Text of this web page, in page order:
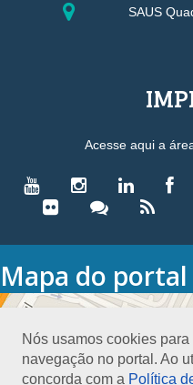
Nós usamos cookies
navegação no portal. Ao
concorda com a Política
SAUS
Acesse aqui a
Mapa do portal
HOME
Conselho Diretor
Nossa Sede